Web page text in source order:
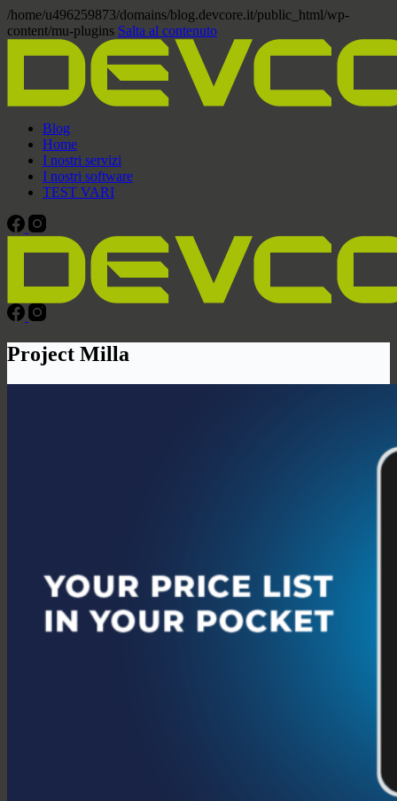
/home/u496259873/domains/blog.devcore.it/public_html/wp-
content/mu-plugins Salta al contenuto
Blog
Home
I nostri servizi
I nostri software
TEST VARI
Project Milla